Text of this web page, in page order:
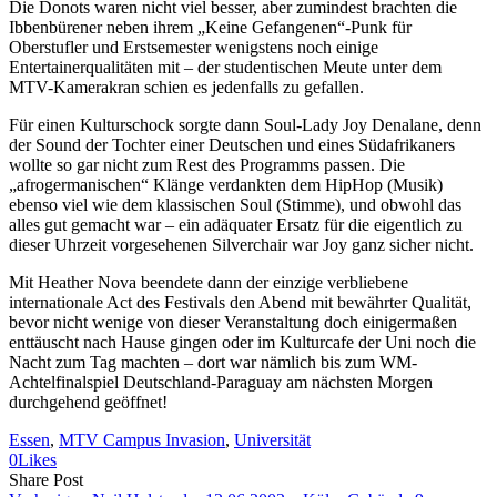
Die Donots waren nicht viel besser, aber zumindest brachten die
Ibbenbürener neben ihrem „Keine Gefangenen“-Punk für
Oberstufler und Erstsemester wenigstens noch einige
Entertainerqualitäten mit – der studentischen Meute unter dem
MTV-Kamerakran schien es jedenfalls zu gefallen.
Für einen Kulturschock sorgte dann Soul-Lady Joy Denalane, denn
der Sound der Tochter einer Deutschen und eines Südafrikaners
wollte so gar nicht zum Rest des Programms passen. Die
„afrogermanischen“ Klänge verdankten dem HipHop (Musik)
ebenso viel wie dem klassischen Soul (Stimme), und obwohl das
alles gut gemacht war – ein adäquater Ersatz für die eigentlich zu
dieser Uhrzeit vorgesehenen Silverchair war Joy ganz sicher nicht.
Mit Heather Nova beendete dann der einzige verbliebene
internationale Act des Festivals den Abend mit bewährter Qualität,
bevor nicht wenige von dieser Veranstaltung doch einigermaßen
enttäuscht nach Hause gingen oder im Kulturcafe der Uni noch die
Nacht zum Tag machten – dort war nämlich bis zum WM-
Achtelfinalspiel Deutschland-Paraguay am nächsten Morgen
durchgehend geöffnet!
Essen, MTV Campus Invasion, Universität
0Likes
Share PostShare
Copy
Send